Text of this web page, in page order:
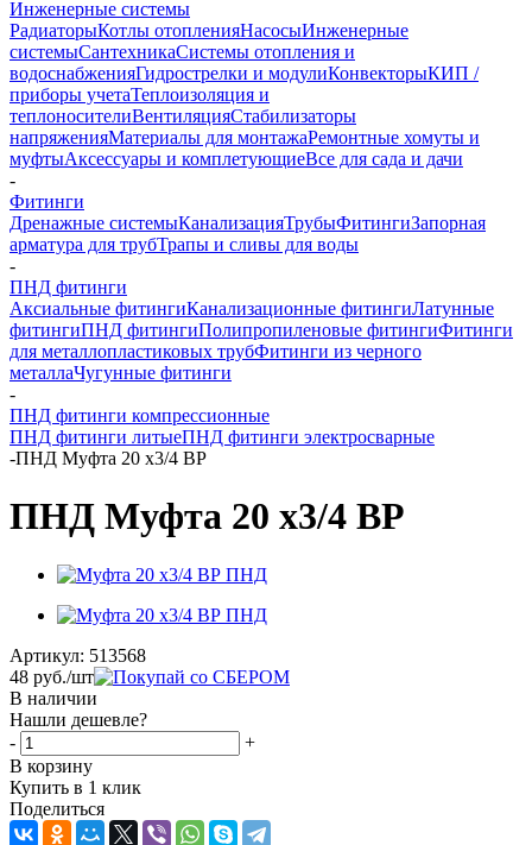
Инженерные системы
РадиаторыКотлы отопленияНасосыИнженерные
системыСантехникаСистемы отопления и
водоснабженияГидрострелки и модулиКонвекторыКИП /
приборы учетаТеплоизоляция и
теплоносителиВентиляцияСтабилизаторы
напряженияМатериалы для монтажаРемонтные хомуты и
муфтыАксессуары и комплетующиеВсе для сада и дачи
-
Фитинги
Дренажные системыКанализацияТрубыФитингиЗапорная
арматура для трубТрапы и сливы для воды
-
ПНД фитинги
Аксиальные фитингиКанализационные фитингиЛатунные
фитингиПНД фитингиПолипропиленовые фитингиФитинги
для металлопластиковых трубФитинги из черного
металлаЧугунные фитинги
-
ПНД фитинги компрессионные
ПНД фитинги литыеПНД фитинги электросварные
-ПНД Муфта 20 х3/4 ВР
ПНД Муфта 20 х3/4 ВР
Артикул: 513568
48 руб./шт
В наличии
Нашли дешевле?
-
+
В корзину
Купить в 1 клик
Поделиться